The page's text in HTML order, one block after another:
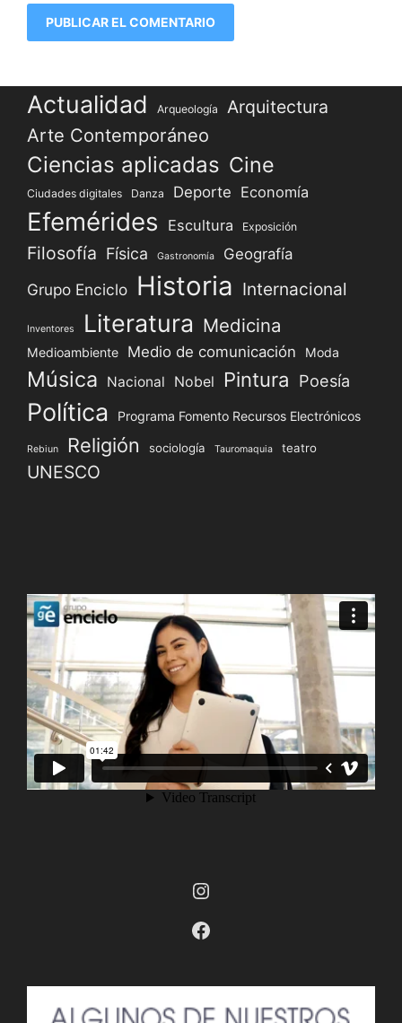
Actualidad Arqueología Arquitectura
Arte Contemporáneo
Ciencias aplicadas Cine
Ciudades digitales Danza Deporte Economía
Efemérides Escultura Exposición
Filosofía Física Gastronomía Geografía
Grupo Enciclo Historia Internacional
Inventores Literatura Medicina
Medioambiente Medio de comunicación Moda
Música Nacional Nobel Pintura Poesía
Política Programa Fomento Recursos Electrónicos
Rebiun Religión sociología Tauromaquia teatro
UNESCO
Instagram
Facebook